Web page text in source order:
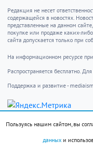
Редакция не несет
содержащейся в новостях.
представленные на данном
покупке или продаже каких-
сайта допускается только при
На информационном ресурсе
Распространяется бесплатно.
Поддержка и развитие -
Происшествия
Пользуясь нашим сайтом, вы
данныхи